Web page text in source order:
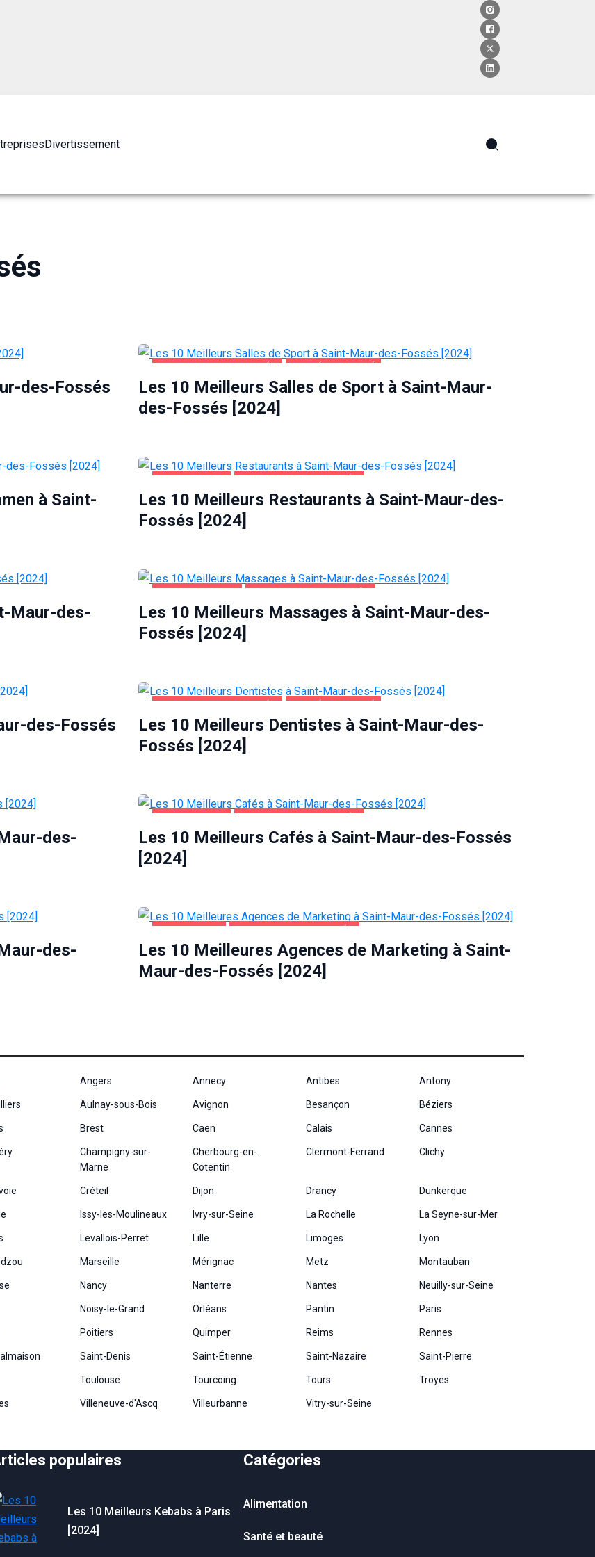
Divertissement
des-Fossés
Les 10 Meilleurs Salles de Sport à Saint-Maur-
des-Fossés [2024]
à Saint-
Les 10 Meilleurs Restaurants à Saint-Maur-des-
Fossés [2024]
Maur-des-
Les 10 Meilleurs Massages à Saint-Maur-des-
Fossés [2024]
des-Fossés
Les 10 Meilleurs Dentistes à Saint-Maur-des-
Fossés [2024]
des-
Les 10 Meilleurs Cafés à Saint-Maur-des-Fossés
[2024]
des-
Les 10 Meilleures Agences de Marketing à Saint-
Maur-des-Fossés [2024]
Angers Annecy Antibes Antony
Aulnay-sous-Bois Avignon Besançon Béziers
Brest Caen Calais Cannes
Champigny-sur-
Marne
Cherbourg-en-
Cotentin
Clermont-Ferrand Clichy
Créteil Dijon Drancy Dunkerque
Issy-les-Moulineaux Ivry-sur-Seine La Rochelle La Seyne-sur-Mer
Levallois-Perret Lille Limoges Lyon
Marseille Mérignac Metz Montauban
Nancy Nanterre Nantes Neuilly-sur-Seine
Noisy-le-Grand Orléans Pantin Paris
Poitiers Quimper Reims Rennes
Saint-Denis Saint-Étienne Saint-Nazaire Saint-Pierre
Toulouse Tourcoing Tours Troyes
Villeneuve-d'Ascq Villeurbanne Vitry-sur-Seine
populaires
Les 10 Meilleurs Kebabs à Paris
[2024]
Catégories
Alimentation
Santé et beauté